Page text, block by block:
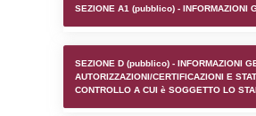
executionMS: